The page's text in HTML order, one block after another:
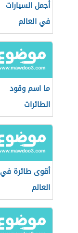
أجمل السيارات
في العالم
ما اسم وقود
الطائرات
أقوى طائرة في
العالم